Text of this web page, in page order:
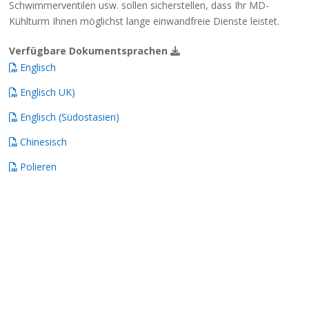
Schwimmerventilen usw. sollen sicherstellen, dass Ihr MD-
Kühlturm Ihnen möglichst lange einwandfreie Dienste leistet.
Verfügbare Dokumentsprachen
Englisch
Englisch UK)
Englisch (Südostasien)
Chinesisch
Polieren